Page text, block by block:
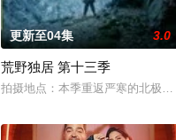
American Ninja Warrior has
更新至04集 3.0
荒野独居 第十三季
拍摄地点：本季重返严寒的北极